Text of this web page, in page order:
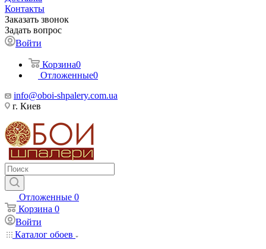
Контакты
Заказать звонок
Задать вопрос
Войти
Корзина0
Отложенные0
info@oboi-shpalery.com.ua
г. Киев
Отложенные 0
Корзина 0
Войти
Каталог обоев